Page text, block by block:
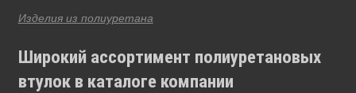
Изделия из полиуретана
Широкий ассортимент полиуретановых
втулок в каталоге компании